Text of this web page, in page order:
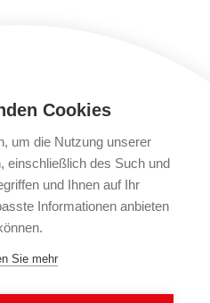
errichtete
Der Balkon hat
Die Wohnung verfügt über eine
Wohn- und
Zu dem
gehört ein weiteres
große Parkplatz steht den
Nutzung zur
Cookies
um die Nutzung unserer
einschließlich des Such und
und Ihnen auf Ihr
Informationen anbieten
Sie mehr